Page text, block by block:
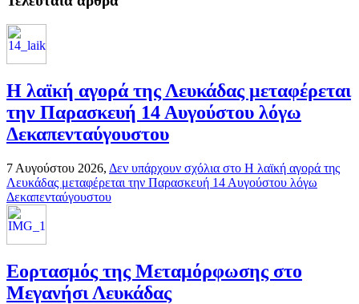
Η λαϊκή αγορά της Λευκάδας μεταφέρεται
την Παρασκευή 14 Αυγούστου λόγω
Δεκαπενταύγουστου
7 Αυγούστου 2026, Δεν υπάρχουν σχόλια στο Η λαϊκή αγορά της
Λευκάδας μεταφέρεται την Παρασκευή 14 Αυγούστου λόγω
Δεκαπενταύγουστου
Εορτασμός της Μεταμόρφωσης στο
Μεγανήσι Λευκάδας